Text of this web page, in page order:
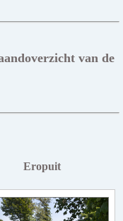
van de
Eropuit